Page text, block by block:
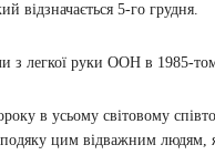
відзначається 5-го грудня.
з легкої руки ООН в 1985-
в усьому світовому
цим відважним людям,